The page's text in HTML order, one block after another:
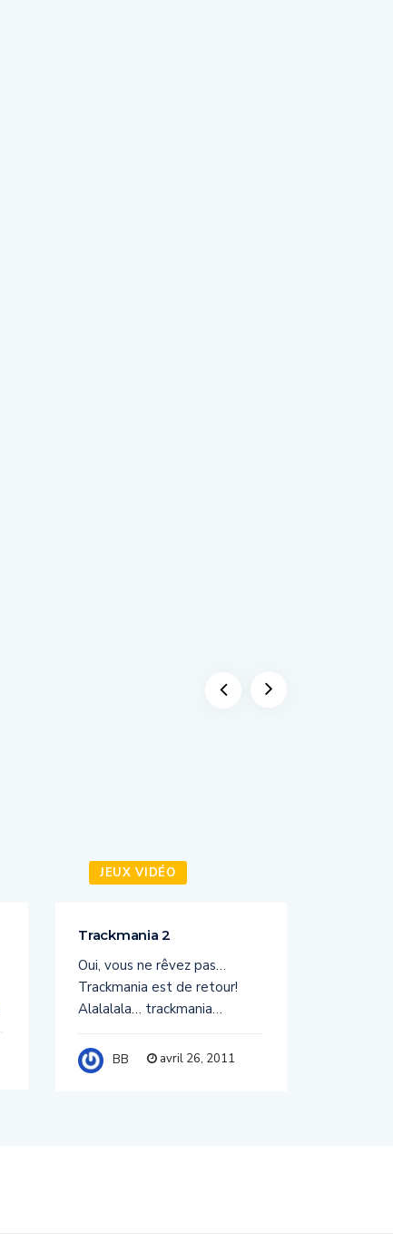
JEUX VIDÉO
Trackmania 2
Oui, vous ne rêvez pas…
Trackmania est de retour!
Alalalala… trackmania…
BB avril 26, 2011